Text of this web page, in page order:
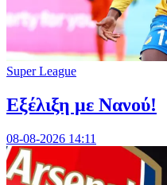
Super League
Εξέλιξη με Νανού!
08-08-2026 14:11